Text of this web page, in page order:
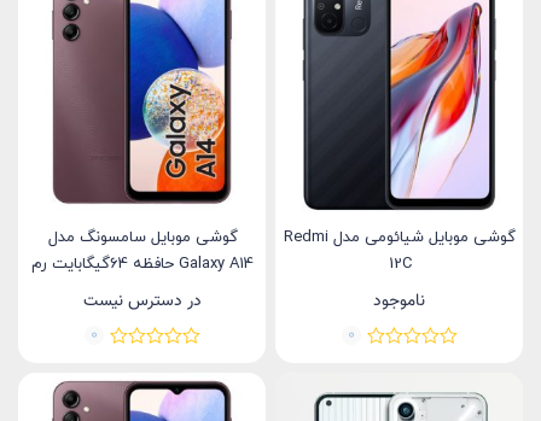
گوشی موبایل شیائومی مدل Redmi
12C
ناموجود
0
گوشی موبایل سامسونگ مدل
Galaxy A14 حافظه 64گیگابایت رم
در دسترس نیست
0